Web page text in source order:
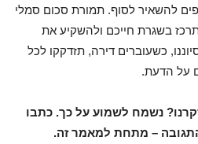
להשאיר לסוף. תמורת סכום סמלי
בשגרת חייכם ולהשקיע את
כשעוברים דירה, תזדקקו לכל
על הדעת.
נשמח לשמוע על כך. כתבו
– מתחת למאמר זה.